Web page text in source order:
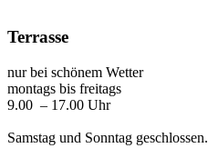
Terrasse
nur bei schönem Wetter
montags bis freitags
9.00 – 17.00 Uhr
Samstag und Sonntag geschlossen.